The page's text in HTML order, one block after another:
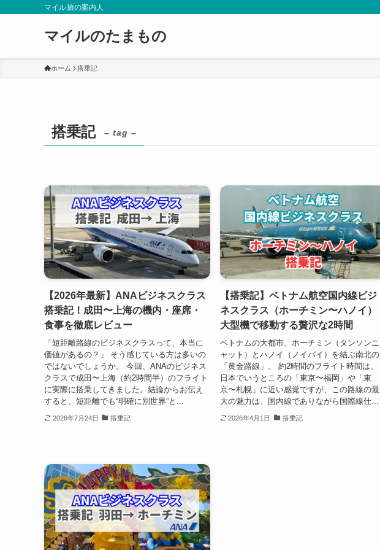
マイル旅の案内人
マイルのたまもの
ホーム 搭乗記
搭乗記 – tag –
【2026年最新】ANAビジネスクラス
搭乗記！成田〜上海の機内・座席・
食事を徹底レビュー
「短距離路線のビジネスクラスって、本当に
価値があるの？」 そう感じている方は多いの
ではないでしょうか。 今回、ANAのビジネス
クラスで成田〜上海（約2時間半）のフライト
に実際に搭乗してきました。結論からお伝え
すると、短距離でも“明確に別世界”と...
2026年7月24日 搭乗記
【搭乗記】ベトナム航空国内線ビジ
ネスクラス（ホーチミン〜ハノイ）
大型機で移動する贅沢な2時間
ベトナムの大都市、ホーチミン（タンソンニ
ャット）とハノイ（ノイバイ）を結ぶ南北の
「黄金路線」。 約2時間のフライト時間は、
日本でいうところの「東京〜福岡」や「東
京〜札幌」に近い感覚ですが、この路線の最
大の魅力は、国内線でありながら国際線仕...
2026年4月1日 搭乗記